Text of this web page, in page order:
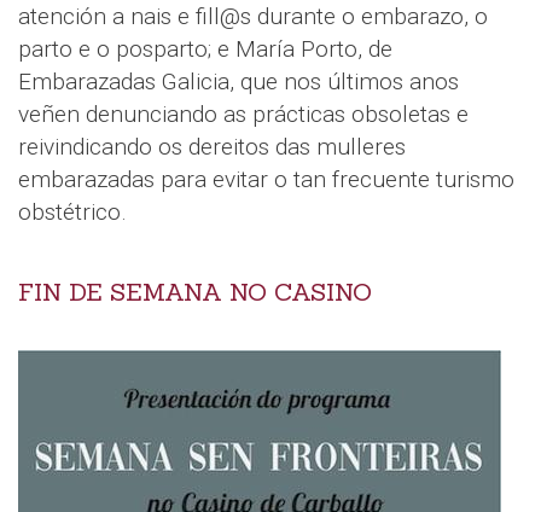
atención a nais e fill@s durante o embarazo, o
parto e o posparto; e María Porto, de
Embarazadas Galicia, que nos últimos anos
veñen denunciando as prácticas obsoletas e
reivindicando os dereitos das mulleres
embarazadas para evitar o tan frecuente turismo
obstétrico.
FIN DE SEMANA NO CASINO